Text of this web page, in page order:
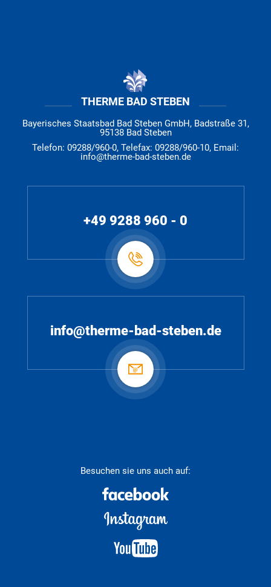
THERME BAD STEBEN
Bayerisches Staatsbad Bad Steben GmbH, Badstraße 31,
95138 Bad Steben
Telefon: 09288/960-0, Telefax: 09288/960-10, Email:
info@therme-bad-steben.de
+49 9288 960 - 0
info@therme-bad-steben.de
Besuchen sie uns auch auf: